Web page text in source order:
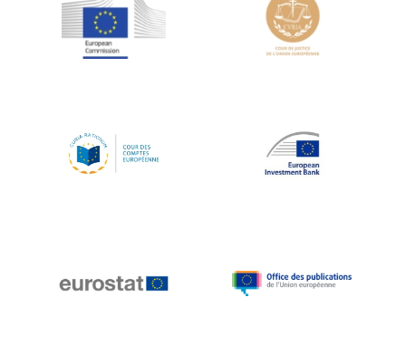
Jean-Louis Schiltz
Jean-Victor Louis
Johnny Åkerholm
Katharien L.C. Hunt